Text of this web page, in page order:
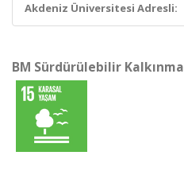
Akdeniz Üniversitesi Adresli:
BM Sürdürülebilir